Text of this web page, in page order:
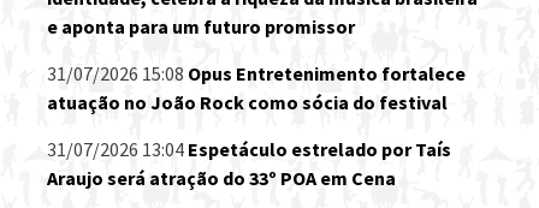
e aponta para um futuro promissor
31/07/2026 15:08 Opus Entretenimento fortalece
atuação no João Rock como sócia do festival
31/07/2026 13:04 Espetáculo estrelado por Taís
Araujo será atração do 33º POA em Cena